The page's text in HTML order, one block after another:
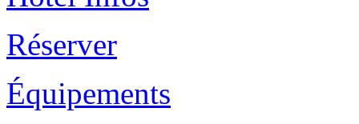
Réserver
Équipements